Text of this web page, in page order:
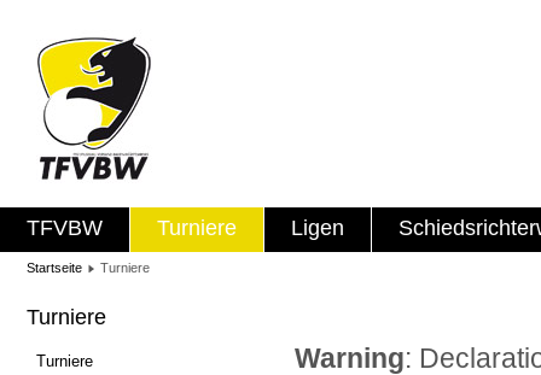
TFVBW Turniere Ligen
Startseite Turniere
Turniere
Turniere
Warning: